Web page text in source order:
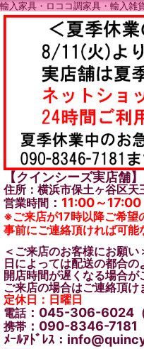
輸入家具・ロココ調家具・輸入
【クインシーズ実店舗】
住所：横浜市保土ヶ谷区
営業時間 ： 11:00～
※ご来店が17時以降ご希望
事前にご連絡頂ければ可能
＜ご来店のお客様にお願い
日によっては配送の都合の
開店時間が遅くなる場合が
ご来店の場合はご連絡頂け
定休日：日曜日
電話：045-306-6024（
携帯 ：090-8346-7181
ﾒｰﾙｱﾄﾞﾚｽ：